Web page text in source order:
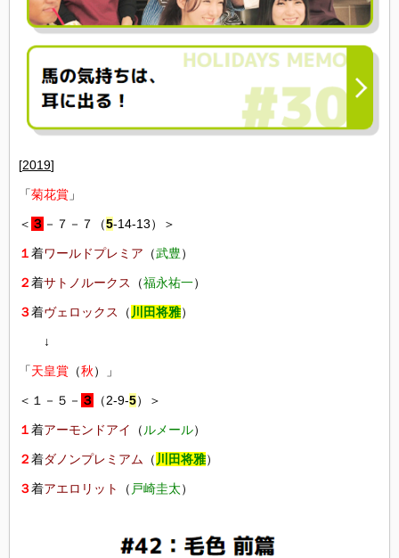
[2019]
「菊花賞 」
＜ ３ －７－７（5-14-13）＞
１着ワールドプレミア （武豊）
２着サトノルークス （福永祐一）
３着ヴェロックス （ 川田将雅）
↓
「天皇賞 （秋）」
＜１－５－ ３ （2-9-5）＞
１着アーモンドアイ （ルメール）
２着ダノンプレミアム （ 川田将雅）
３着アエロリット （ 戸崎圭太）